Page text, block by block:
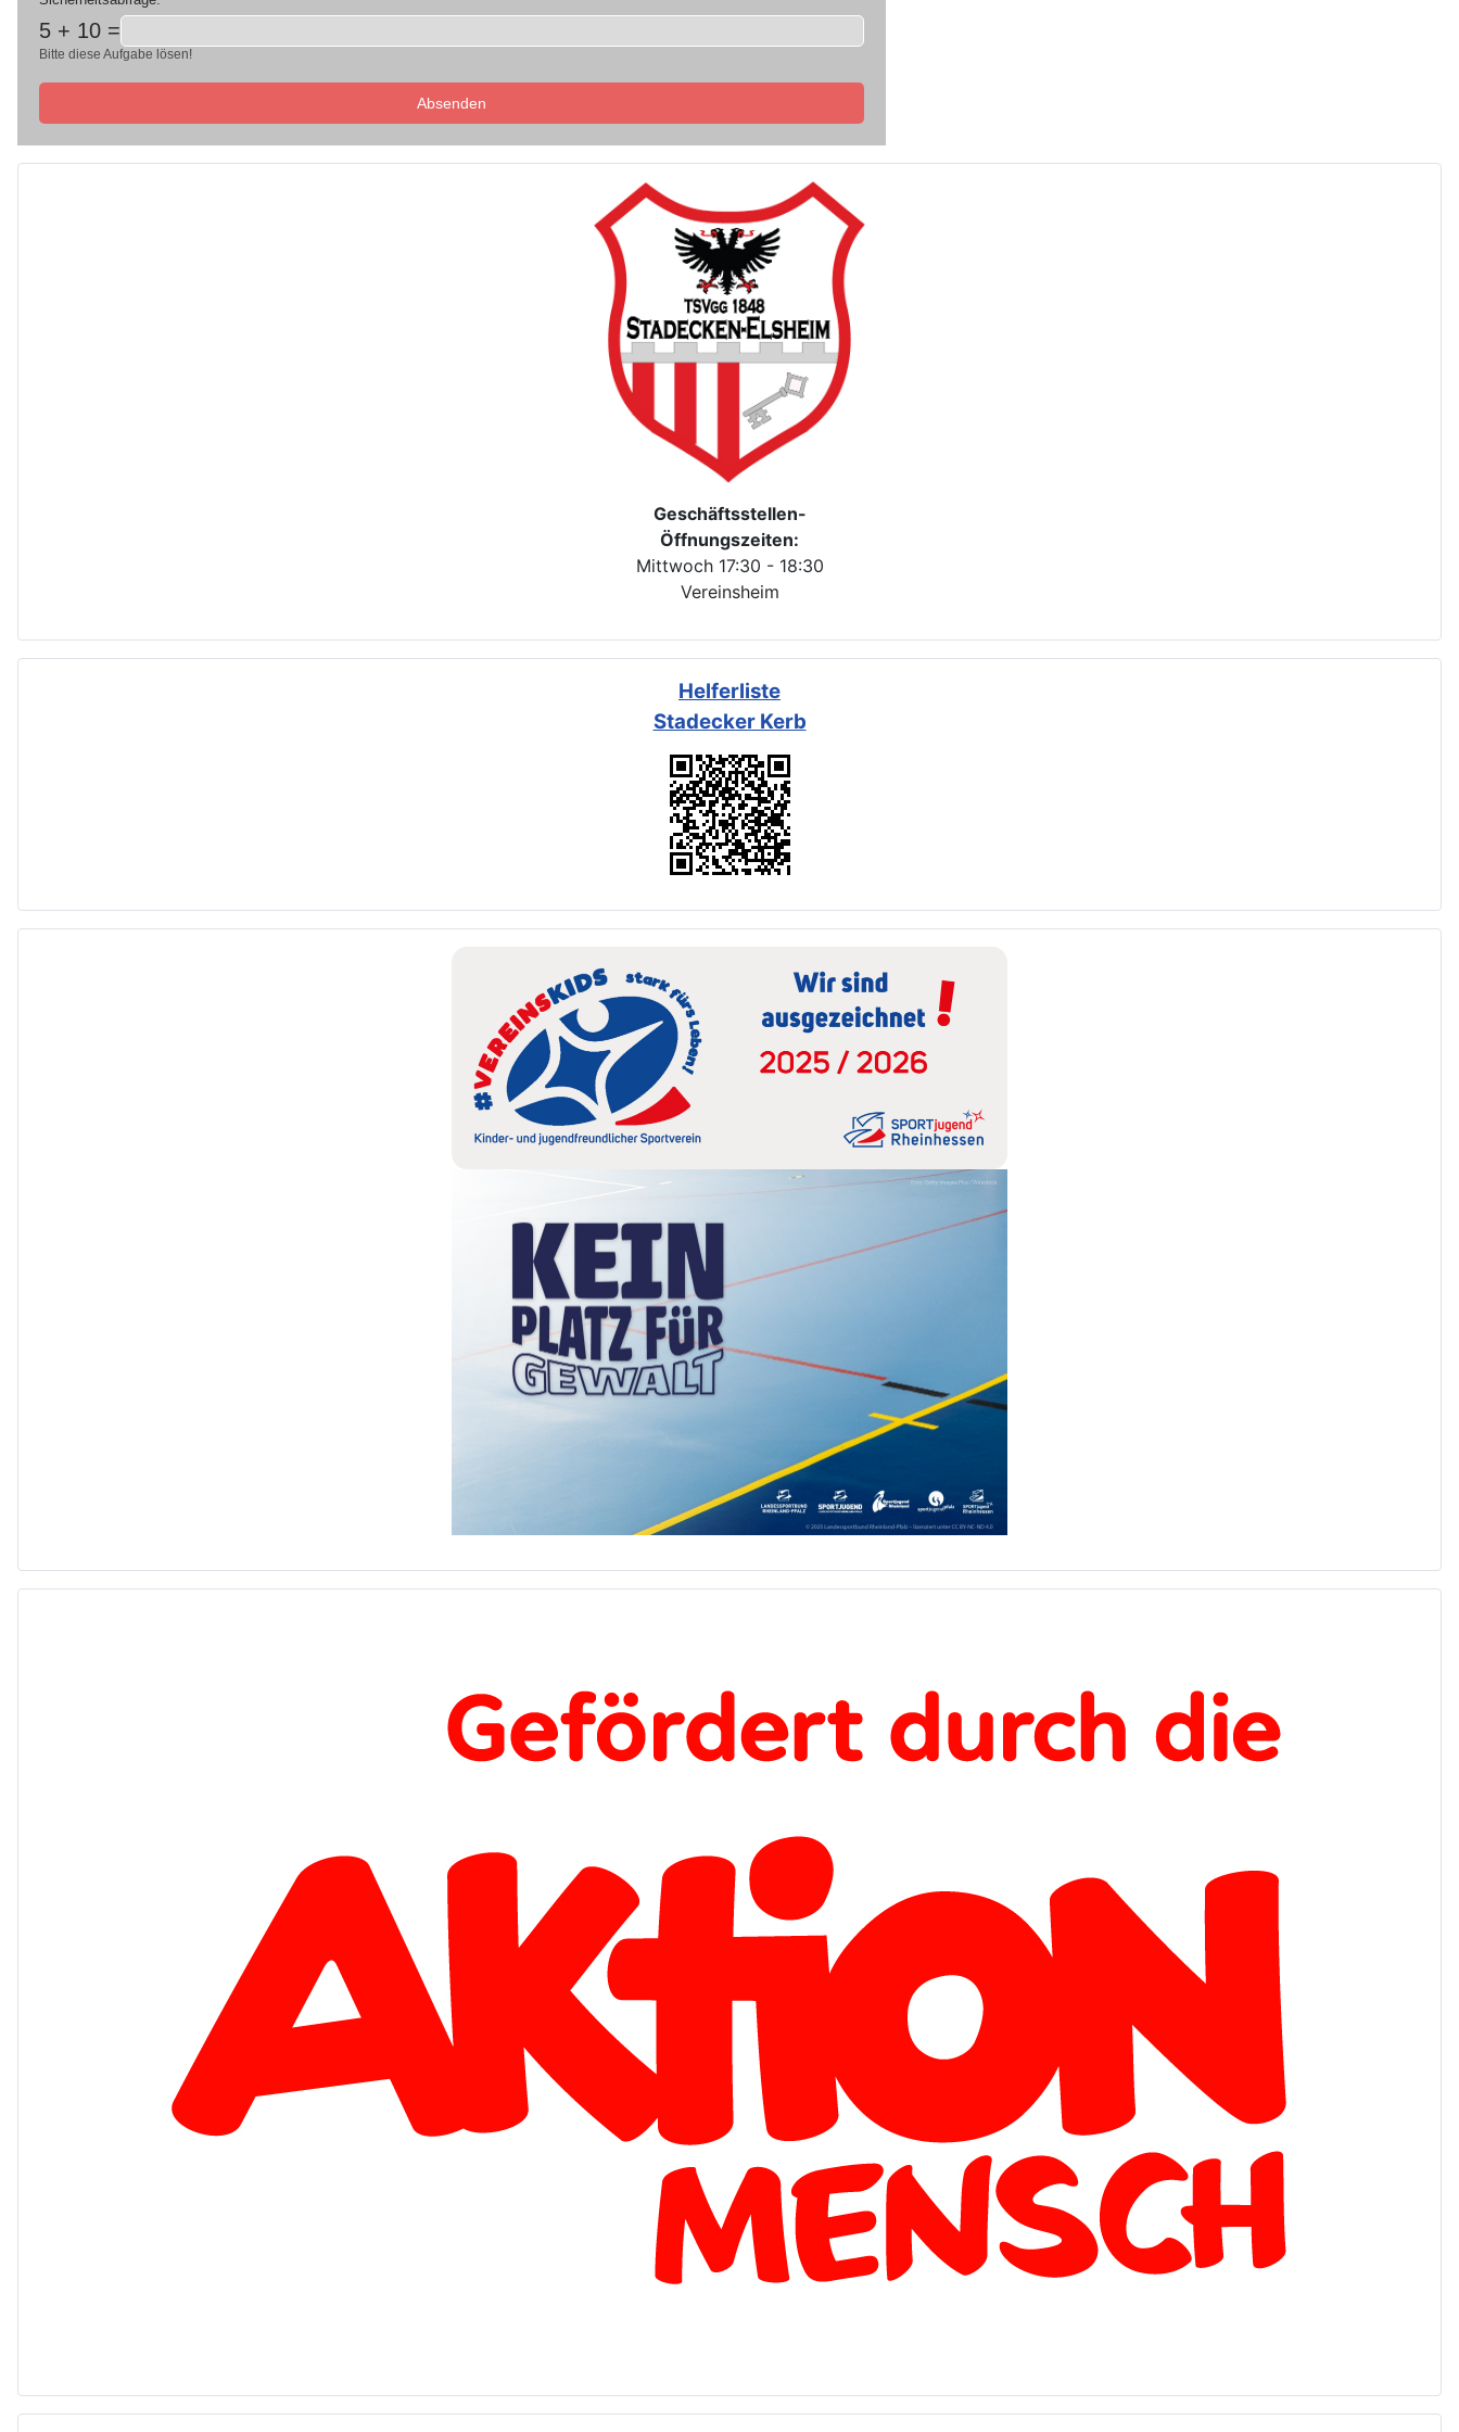
Geschäftsstellen-
Öffnungszeiten:
Mittwoch 17:30 - 18:30
Vereinsheim
Helferliste
Stadecker Kerb
5 + 10 =
Bitte diese Aufgabe lösen!
Absenden